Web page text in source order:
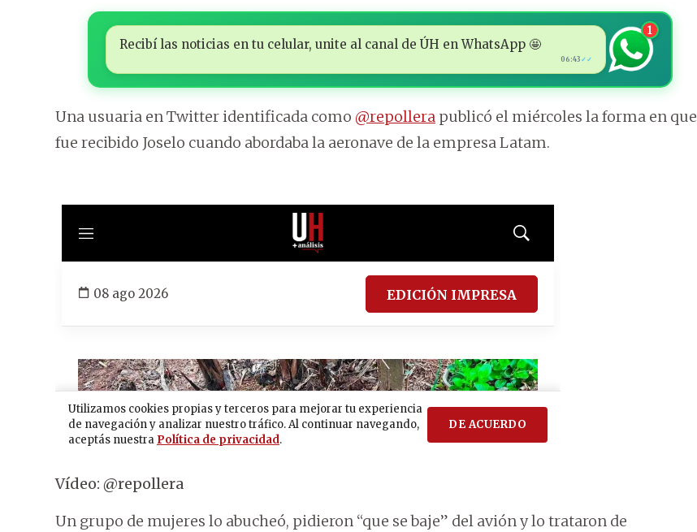
Recibí las noticias en tu celular, unite al canal de ÚH en WhatsApp 🤩
06:43 ✓✓
1
Una usuaria en Twitter identificada como @repollera publicó el miércoles la forma en que
fue recibido Joselo cuando abordaba la aeronave de la empresa Latam.
Vídeo: @repollera
Un grupo de mujeres lo abucheó, pidieron “que se baje” del avión y lo trataron de